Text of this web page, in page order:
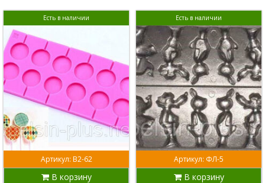
Есть в наличии
Артикул: В2-62
В корзину
Есть в наличии
Артикул: ФЛ-5
В корзину